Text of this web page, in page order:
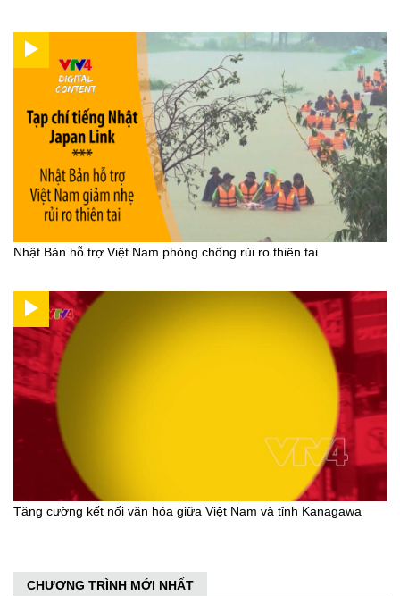
Nhật Bản hỗ trợ Việt Nam phòng chống rủi ro thiên tai
Tăng cường kết nối văn hóa giữa Việt Nam và tỉnh Kanagawa
CHƯƠNG TRÌNH MỚI NHẤT